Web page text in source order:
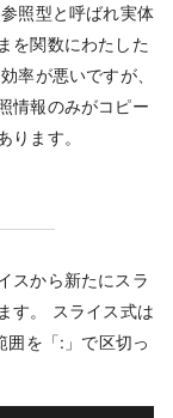
照型と呼ばれ実体
を関数にわたした
率が悪いですが、
情報のみがコピー
ります。
スから新たにスラ
す。 スライス式は
囲を「:」で区切っ